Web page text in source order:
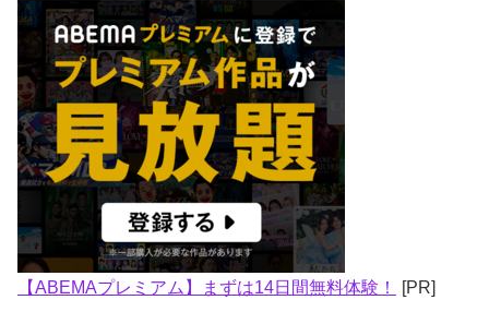
【ABEMAプレミアム】まずは14日間無料体験！ [PR]